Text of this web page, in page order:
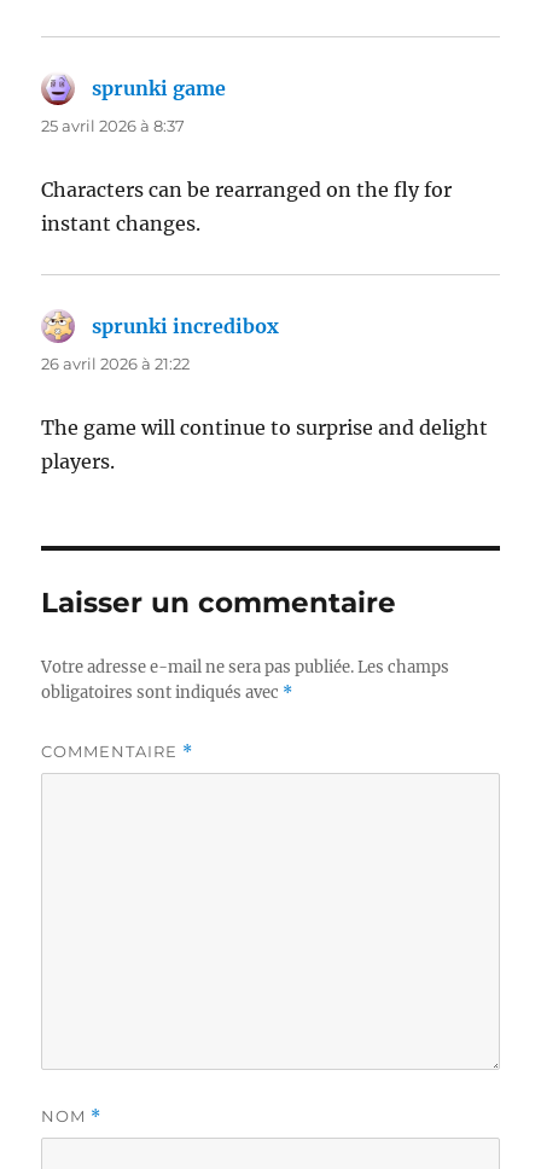
sprunki game
25 avril 2026 à 8:37
Characters can be rearranged on the fly for
instant changes.
sprunki incredibox
26 avril 2026 à 21:22
The game will continue to surprise and delight
players.
Laisser un commentaire
Votre adresse e-mail ne sera pas publiée. Les champs
obligatoires sont indiqués avec *
COMMENTAIRE *
NOM *